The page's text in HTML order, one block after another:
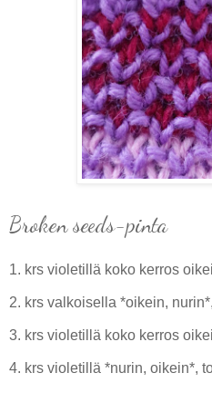
Broken seeds-pinta
1. krs violetillä koko kerros
2. krs valkoisella *oikein,
3. krs violetillä koko kerros
4. krs violetillä *nurin, oikein*,